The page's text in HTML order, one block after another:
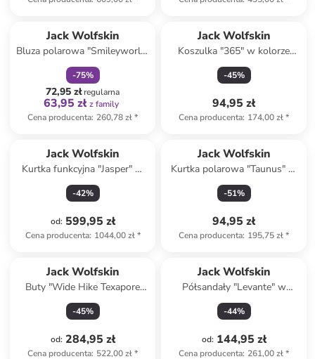
Jack Wolfskin
Bluza polarowa "Smileyworld"
w kolorze pomarańczowym
-75%
72,95 złregularna
63,95 zł z family
Cena producenta: 260,78 zł*
Jack Wolfskin
Koszulka "365" w kolorze
antracytowym
-45%
94,95 zł
Cena producenta: 174,00 zł*
Jack Wolfskin
Kurtka funkcyjna "Jasper" w
kolorze czarnym
-42%
od: 599,95 zł
Cena producenta: 1044,00 zł*
Jack Wolfskin
Kurtka polarowa "Taunus" w
kolorze żółtym
-51%
94,95 zł
Cena producenta: 195,75 zł*
Jack Wolfskin
Buty "Wide Hike Texapore
Low" w kolorze
jasnoróżowym do biegania
-45%
od: 284,95 zł
Cena producenta: 522,00 zł*
Jack Wolfskin
Półsandały "Levante" w
kolorze granatowym
-44%
od: 144,95 zł
Cena producenta: 261,00 zł*